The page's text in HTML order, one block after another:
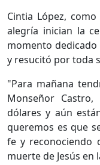
Cintia López,
alegría inician la
momento
y resucitó por toda
"Para mañana
Monseñor
dólares y aún
queremos es que
fe y reconociendo
muerte de Jesús en